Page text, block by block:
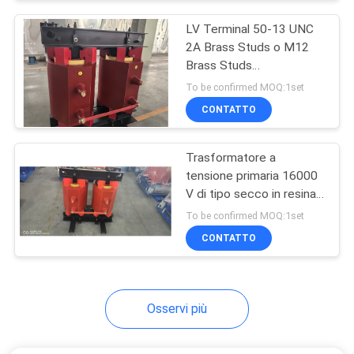
interruttore di bassa
tensione
Commutatore del
16
LV Terminal 50-13 UNC
2A Brass Studs o M12
Brass Studs
Transformatori interni in
resina fusa con base di
montaggio in acciaio
To be confirmed MOQ:1set
CONTATTO
Trasformatore a
tensione primaria 16000
V di tipo secco in resina
fusa con avvolgimenti
incapsulati in resina
epossidica a 33 KVA
To be confirmed MOQ:1set
CONTATTO
Osservi più